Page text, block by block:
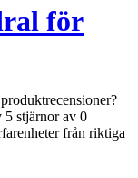
för
5 stjärnor av 0
från riktiga